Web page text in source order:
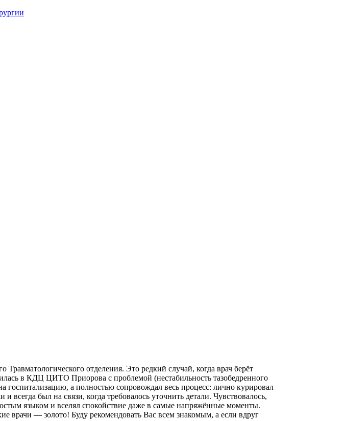
отделения. Это редкий случай, когда врач берёт
в КДЦ ЦИТО Приорова с проблемой (нестабильность тазобедренного
госпитализацию, а полностью сопровождал весь процесс: лично курировал
был на связи, когда требовалось уточнить детали. Чувствовалось,
языком и вселял спокойствие даже в самые напряжённые моменты.
врачи — золото! Буду рекомендовать Вас всем знакомым, а если вдруг